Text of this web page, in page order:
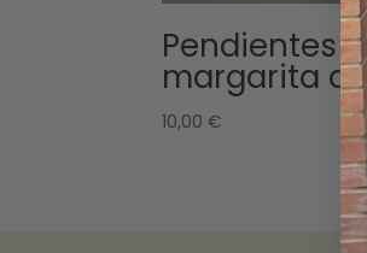
Pendientes
margarita
10,00 €